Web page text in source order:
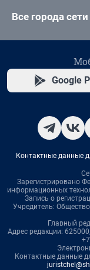
Все города сети
Google
Контактные данные
Зарегистрировано
информационных
Запись о
Учредитель:
Главный
Адрес редакции:
Контактные данные